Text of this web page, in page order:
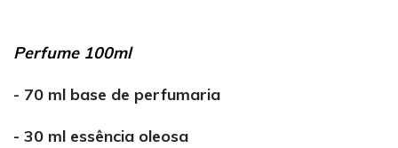
Perfume 100ml
- 70 ml base de perfumaria
- 30 ml essência oleosa